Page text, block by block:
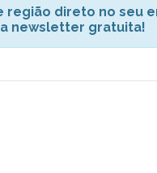
região direto no seu
newsletter gratuita!